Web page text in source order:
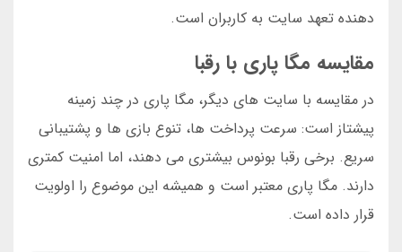
دهنده تعهد سایت به کاربران است.
مقایسه مگا پاری با رقبا
در مقایسه با سایت های دیگر، مگا پاری در چند زمینه
پیشتاز است: سرعت پرداخت ها، تنوع بازی ها و پشتیبانی
سریع. برخی رقبا بونوس بیشتری می دهند، اما امنیت کمتری
دارند. مگا پاری معتبر است و همیشه این موضوع را اولویت
قرار داده است.